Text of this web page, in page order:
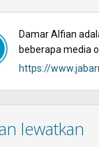
Damar Alfian
beberapa media
https://
lewatkan